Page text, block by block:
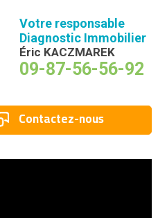
Votre responsable
Diagnostic Immobilier
Éric KACZMAREK
09-87-56-56-92
Contactez-nous